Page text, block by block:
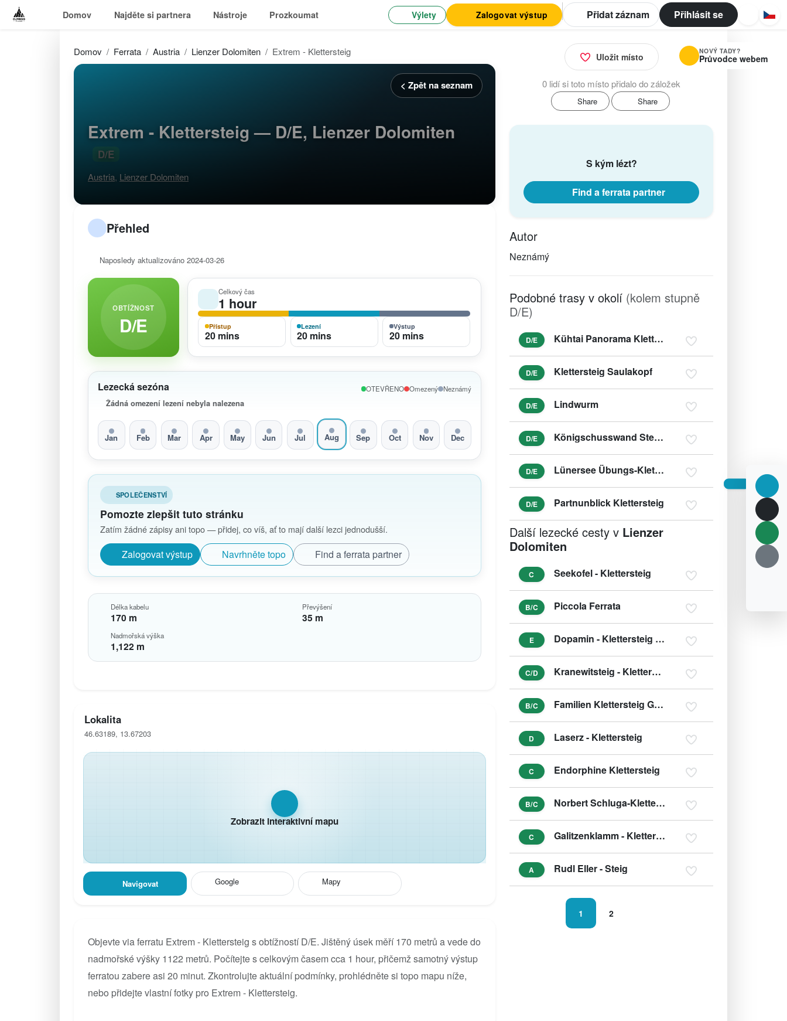
Domov Najděte si partnera Nástroje Prozkoumat Výlety Zalogovat výstup Přidat záznam Přihlásit se
Domov Ferrata Austria Lienzer Dolomiten Extrem - Klettersteig
< Zpět na seznam
Extrem - Klettersteig — D/E, Lienzer Dolomiten
D/E
Austria, Lienzer Dolomiten
Přehled
Naposledy aktualizováno 2024-03-26
OBTÍŽNOST
D/E
Celkový čas
1 hour
Přístup
20 mins
Lezení
20 mins
Výstup
20 mins
Lezecká sezóna
Žádná omezení lezení nebyla nalezena
OTEVŘENO Omezený Neznámý
Jan Feb Mar Apr May Jun Jul Aug Sep Oct Nov Dec
SPOLEČENSTVÍ
Pomozte zlepšit tuto stránku
Zatím žádné zápisy ani topo — přidej, co víš, ať to mají další lezci jednodušší.
Zalogovat výstup Navrhněte topo Find a ferrata partner
Délka kabelu
170 m
Převýšení
35 m
Nadmořská výška
1,122 m
Lokalita
46.63189, 13.67203
Zobrazit interaktivní mapu
Navigovat Google Mapy
Objevte via ferratu Extrem - Klettersteig s obtížností D/E. Jištěný úsek měří 170 metrů a vede do
nadmořské výšky 1122 metrů. Počítejte s celkovým časem cca 1 hour, přičemž samotný výstup
ferratou zabere asi 20 minut. Zkontrolujte aktuální podmínky, prohlédněte si topo mapu níže,
nebo přidejte vlastní fotky pro Extrem - Klettersteig.
Uložit místo
0 lidí si toto místo přidalo do záložek
Share Share
S kým lézt?
Find a ferrata partner
Autor
Neznámý
Podobné trasy v okolí (kolem stupně
D/E)
D/E Kühtai Panorama Klettersteig
D/E Klettersteig Saulakopf
D/E Lindwurm
D/E Königschusswand Steig - Klettersteig
D/E Lünersee Übungs-Klettersteig
D/E Partnunblick Klettersteig
Další lezecké cesty v Lienzer
Dolomiten
C Seekofel - Klettersteig
B/C Piccola Ferrata
E Dopamin - Klettersteig (var. E/F)
C/D Kranewitsteig - Klettersteig
B/C Familien Klettersteig Galitzenklamm
D Laserz - Klettersteig
C Endorphine Klettersteig
B/C Norbert Schluga-Klettersteig
C Galitzenklamm - Klettersteig
A Rudl Eller - Steig
1 2
NOVÝ TADY?
Průvodce webem